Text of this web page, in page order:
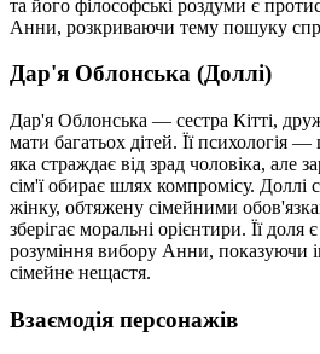
та його філософські роздуми є
Анни, розкриваючи тему пошуку
Дар'я Облонська (Доллі)
Дар'я Облонська — сестра Кітті,
мати багатьох дітей. Її психологія
яка страждає від зрад чоловіка, але
сім'ї обирає шлях компромісу. Доллі
жінку, обтяжену сімейними
зберігає моральні орієнтири. Її
розуміння вибору Анни, показуючи
сімейне нещастя.
Взаємодія персонажів